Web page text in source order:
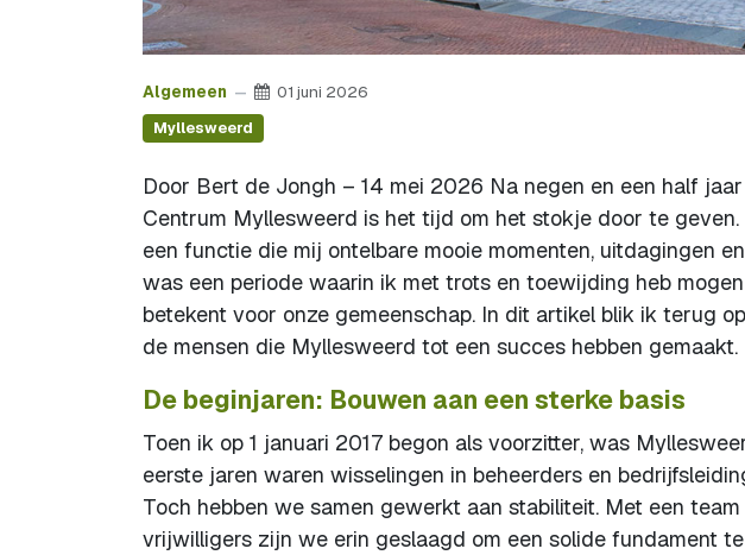
Algemeen 01 juni 2026
Myllesweerd
Door Bert de Jongh – 14 mei 2026 Na negen en een half
Centrum Myllesweerd is het tijd om het stokje door te
een functie die mij ontelbare mooie momenten, uitdagingen
was een periode waarin ik met trots en toewijding heb
betekent voor onze gemeenschap. In dit artikel blik ik terug
de mensen die Myllesweerd tot een succes hebben gemaakt.
De beginjaren: Bouwen aan een sterke basis
Toen ik op 1 januari 2017 begon als voorzitter, was
eerste jaren waren wisselingen in beheerders en
Toch hebben we samen gewerkt aan stabiliteit. Met een
vrijwilligers zijn we erin geslaagd om een solide fundament